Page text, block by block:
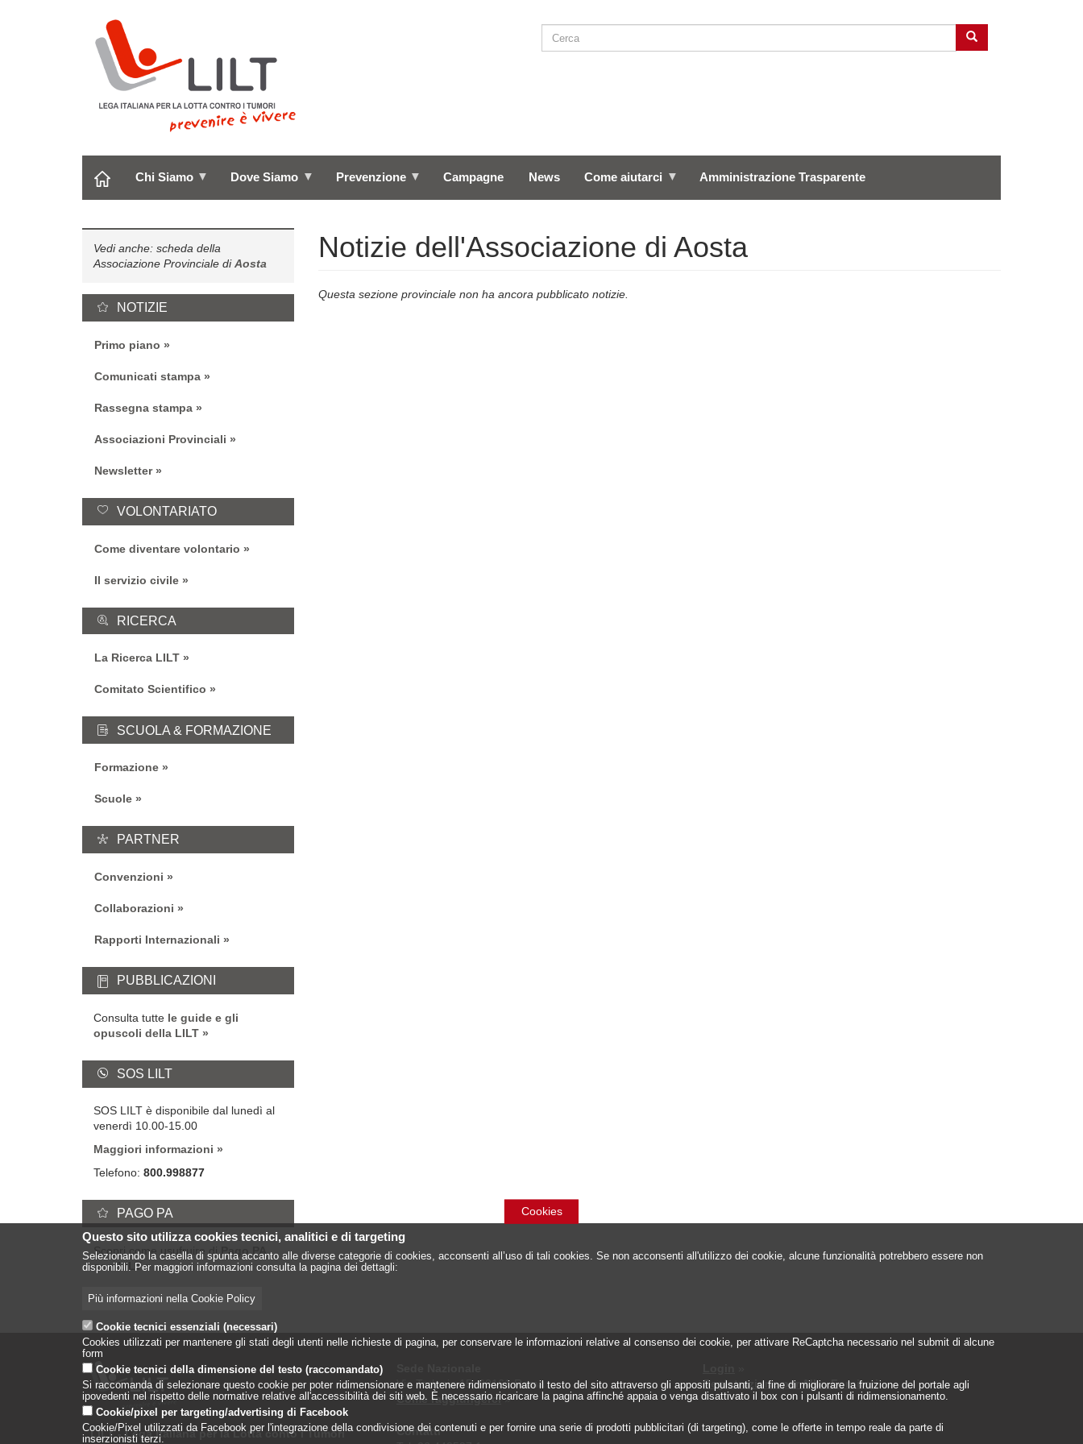
SEARCH Cerca
Chi Siamo Dove Siamo Prevenzione Campagne News Come aiutarci Amministrazione Trasparente
Vedi anche: scheda della
Associazione Provinciale diAosta
NOTIZIE
Primo piano
Comunicati stampa
Rassegna stampa
Associazioni Provinciali
Newsletter
VOLONTARIATO
Come diventare volontario
Il servizio civile
RICERCA
La Ricerca LILT
Comitato Scientifico
SCUOLA & FORMAZIONE
Formazione
Scuole
PARTNER
Convenzioni
Collaborazioni
Rapporti Internazionali
PUBBLICAZIONI
Consulta tutte le guide e gli
opuscoli della LILT
SOS LILT
SOS LILT è disponibile dal lunedì al
venerdì 10.00-15.00
Maggiori informazioni
Telefono: 800.998877
PAGO PA
Scopri come usufruire di
Pago PA
con LILT
Notizie dell'Associazione di Aosta
Questa sezione provinciale non ha ancora pubblicato notizie.
LILT - Lega Italiana per la Lotta conto i Tumori
Via Torlonia 15, 00161 Roma
Come raggiungerci»
Contatti
Registrazione per Albo Fornitori»
Cookies
Questo sito utilizza cookies tecnici, analitici e di targeting
Selezionando la casella di spunta accanto alle diverse categorie di cookies, acconsenti all’uso di tali cookies. Se non acconsenti all'utilizzo dei cookie, alcune funzionalità potrebbero essere non
disponibili. Per maggiori informazioni consulta la pagina dei dettagli:
Più informazioni nella Cookie Policy
Cookie tecnici essenziali (necessari)
Cookies utilizzati per mantenere gli stati degli utenti nelle richieste di pagina, per conservare le informazioni relative al consenso dei cookie, per attivare ReCaptcha necessario nel submit di alcune
form
Cookie tecnici della dimensione del testo (raccomandato)
Si raccomanda di selezionare questo cookie per poter ridimensionare e mantenere ridimensionato il testo del sito attraverso gli appositi pulsanti, al fine di migliorare la fruizione del portale agli
ipovedenti nel rispetto delle normative relative all'accessibilità dei siti web. È necessario ricaricare la pagina affinché appaia o venga disattivato il box con i pulsanti di ridimensionamento.
Cookie/pixel per targeting/advertising di Facebook
Cookie/Pixel utilizzati da Facebook per l'integrazione della condivisione dei contenuti e per fornire una serie di prodotti pubblicitari (di targeting), come le offerte in tempo reale da parte di
inserzionisti terzi.